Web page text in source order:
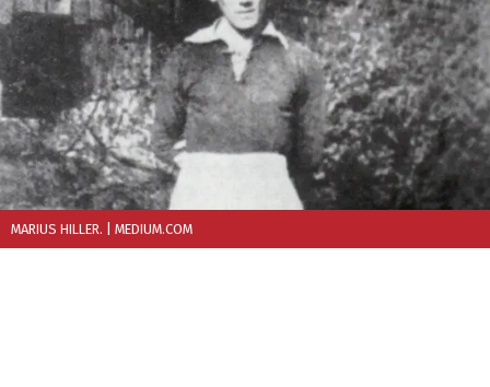
MARIUS HILLER. | MEDIUM.COM